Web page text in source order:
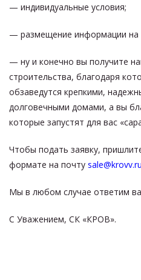
— индивидуальные условия;
— размещение информации на
— ну и конечно вы получите
строительства, благодаря
обзаведутся крепкими,
долговечными домами, а вы
которые запустят для вас
Чтобы подать заявку,
формате на почту sale@krovv.ru
Мы в любом случае ответим
С Уважением, СК «КРОВ».